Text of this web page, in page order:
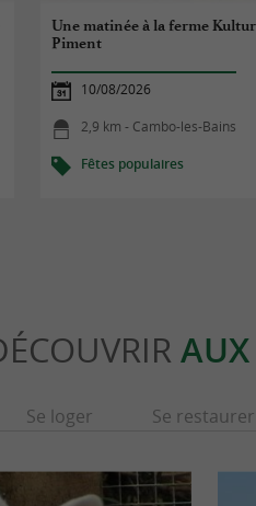
Une matinée à la ferme Kultur
Piment
10/08/2026
2,9 km - Cambo-les-Bains
Fêtes populaires
Se loger Se restaurer